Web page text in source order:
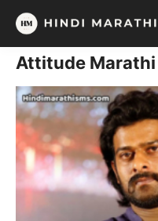
Skip
content
Attitude